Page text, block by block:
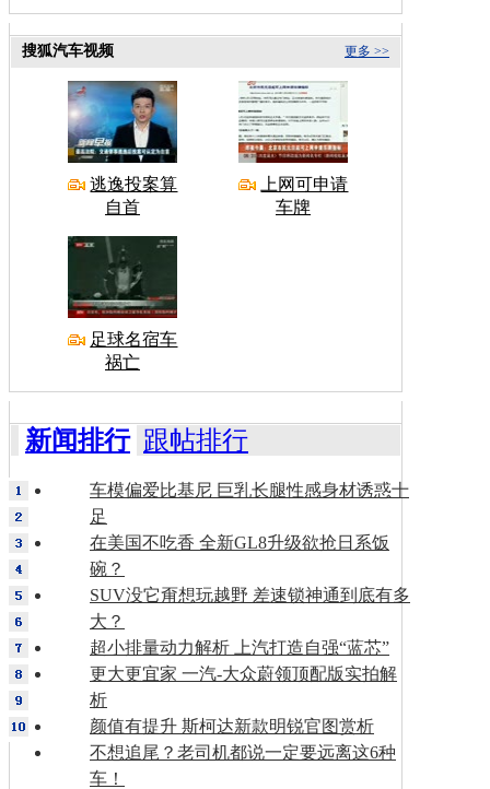
更多 >>
搜狐汽车视频
逃逸投案算
自首
上网可申请
车牌
足球名宿车
祸亡
新闻排行 跟帖排行
车模偏爱比基尼 巨乳长腿性感身材诱惑十
足
在美国不吃香 全新GL8升级欲抢日系饭
碗？
SUV没它甭想玩越野 差速锁神通到底有多
大？
超小排量动力解析 上汽打造自强“蓝芯”
更大更宜家 一汽-大众蔚领顶配版实拍解
析
颜值有提升 斯柯达新款明锐官图赏析
不想追尾？老司机都说一定要远离这6种
车！